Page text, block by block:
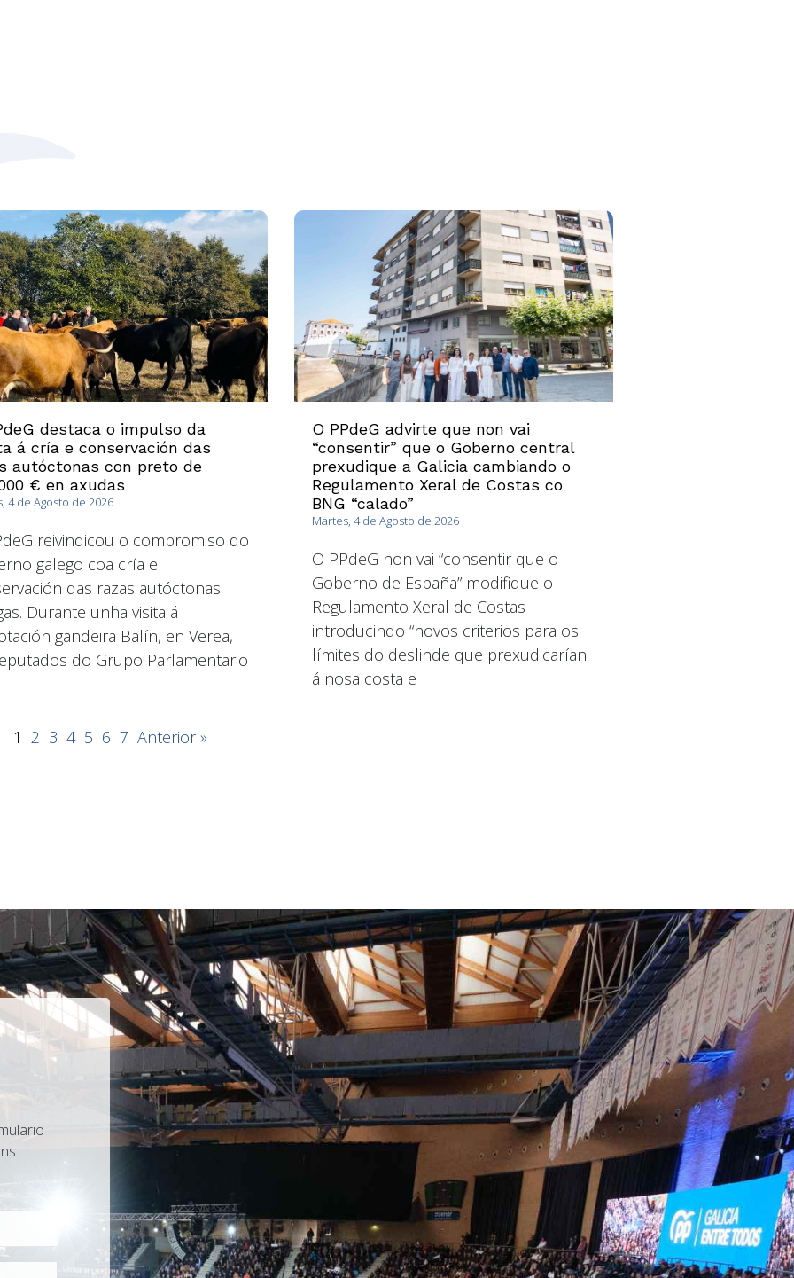
destaca o impulso da
á cría e conservación das
autóctonas con preto de
€ en axudas
4 de Agosto de 2026
reivindicou o compromiso do
galego coa cría e
das razas autóctonas
Durante unha visita á
gandeira Balín, en Verea,
do Grupo Parlamentario
O PPdeG advirte que non vai
“consentir” que o Goberno central
prexudique a Galicia cambiando o
Regulamento Xeral de Costas co
BNG “calado”
Martes, 4 de Agosto de 2026
O PPdeG non vai “consentir que o
Goberno de España” modifique o
Regulamento Xeral de Costas
introducindo “novos criterios para os
límites do deslinde que prexudicarían
á nosa costa e
1 2 3 4 5 6 7 Anterior »